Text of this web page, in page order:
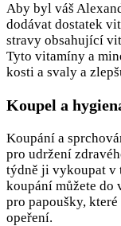
Aby byl váš
dodávat dostatek
stravy obsahující
Tyto vitamíny a
kosti a svaly a
Koupel a
Koupání a
pro udržení
týdně ji vykoupat v
koupání můžete do
pro papoušky,
opeření.